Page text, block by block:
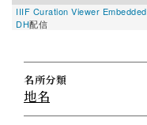
IIIF Curation Viewer Embedded
DH配信
名所分類
地名